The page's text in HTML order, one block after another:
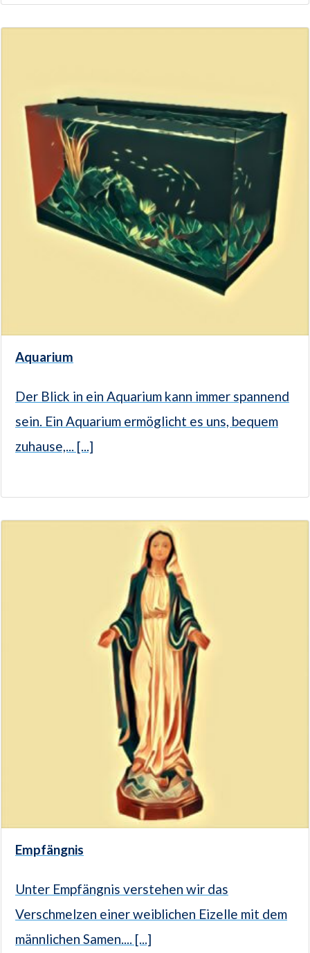
Aquarium
Der Blick in ein Aquarium kann immer spannend
sein. Ein Aquarium ermöglicht es uns, bequem
zuhause,... [...]
Empfängnis
Unter Empfängnis verstehen wir das
Verschmelzen einer weiblichen Eizelle mit dem
männlichen Samen.... [...]